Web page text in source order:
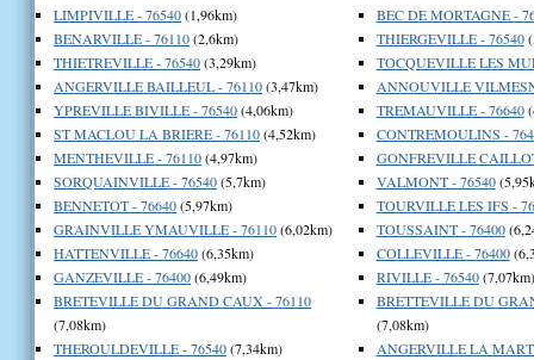
LIMPIVILLE - 76540(1,96km)
BENARVILLE - 76110(2,6km)
THIETREVILLE - 76540(3,29km)
ANGERVILLE BAILLEUL - 76110(3,47km)
YPREVILLE BIVILLE - 76540(4,06km)
ST MACLOU LA BRIERE - 76110(4,52km)
MENTHEVILLE - 76110(4,97km)
SORQUAINVILLE - 76540(5,7km)
BENNETOT - 76640(5,97km)
GRAINVILLE YMAUVILLE - 76110(6,02km)
HATTENVILLE - 76640(6,35km)
GANZEVILLE - 76400(6,49km)
BRETEVILLE DU GRAND CAUX - 76110
(7,08km)
THEROULDEVILLE - 76540(7,34km)
BEC DE MORTAGNE -
THIERGEVILLE - 76540
TOCQUEVILLE LES
ANNOUVILLE
TREMAUVILLE - 76640
CONTREMOULINS -
GONFREVILLE
VALMONT - 76540
TOURVILLE LES IFS -
TOUSSAINT - 76400
COLLEVILLE - 76400
RIVILLE - 76540(7,07km)
BRETTEVILLE DU
(7,08km)
ANGERVILLE LA